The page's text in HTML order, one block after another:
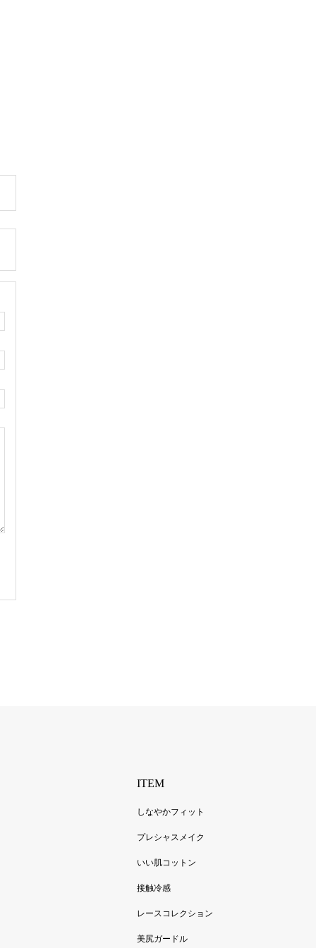
ITEM
しなやかフィット
プレシャスメイク
いい肌コットン
接触冷感
レースコレクション
美尻ガードル